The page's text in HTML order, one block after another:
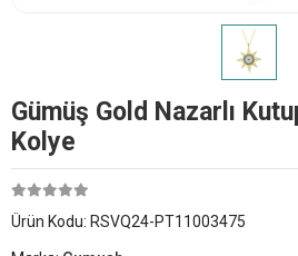
Gümüş Gold Nazarlı
Kolye
Ürün Kodu: RSVQ24-PT11003475